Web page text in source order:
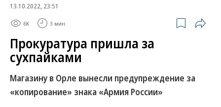
13.10.2022, 23:51
6K 3 мин.
Прокуратура пришла за
сухпайками
Магазину в Орле вынесли предупреждение за
«копирование» знака «Армия России»